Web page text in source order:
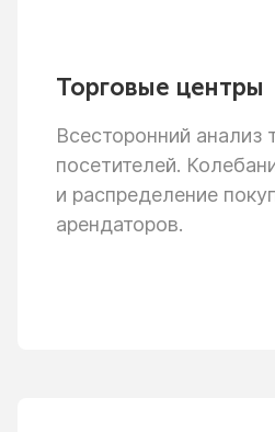
Торговые центры
Всесторонний анализ
посетителей.
и распределение
арендаторов.